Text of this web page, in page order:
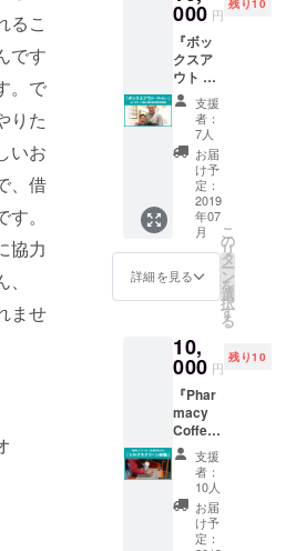
るこ
です
。で
りた
いお
、借
。
協力
ませ
きま
す。 半
袖ス
ウェッ
トの受
け取り
もオー
プン
後、２
０１９
年末ま
でとさ
せてい
ただき
送付ご
希望の
にお書
きくだ
さい。
が入り
ます。
（※デザ
インは
検討中
のもの
す。）
コー
ヒー無
料チ
ケット
の使用
期限は
９年末
までと
きま
す。 ス
ウェッ
トの受
け取り
もオー
プン
後、２
０１９
年末ま
でとさ
せてい
です。
ご希望
のサイ
ズをお
選びい
ただ
き、備
考欄に
ご記入
くださ
い。
S M
L XL
クラウ
ドファ
ウン
edition
」のプ
リント
が入り
ます。
（※デザ
インは
検討中
のもの
で
す。）
コー
フィー
ル写
真。７
月２５
日、お
店の
オープ
ン前日
の夜に
撮影す
るので
すが、
その撮
影現場
を美味
しい
がら体
験し
ちゃい
ません
か！？
プロカ
メラマ
ンはど
のよう
に撮影
を進め
るの
000 円
『ボッ
クスア
ウト ～
押し出
し～』
バス
ケット
ボール
元日本
代表セ
ター、
関口聡
史氏を
お迎え
しての
シャル
対談！
今、日
本で盛
り上が
りを見
せるバ
スケッ
トボー
ル！改
めて９
０年代
支援
者：
7人
お届
け予
定：
2019
年07
月
詳細を見る
こ
の
リ
タ
ー
ン
を
選
択
す
る
10,
000 円
残り10
『Phar
macy
Coffee
Lab』オ
リジナ
ルのT
シャツ
を、一
緒に刷
支援
者：
10人
お届
け予
定：